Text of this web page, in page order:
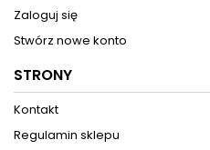
Zaloguj się
Stwórz nowe konto
STRONY
Kontakt
Regulamin sklepu